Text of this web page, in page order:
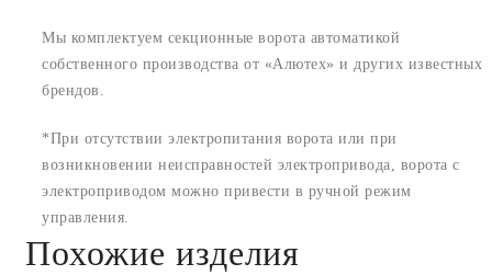
Мы комплектуем секционные ворота автоматикой
собственного производства от «Алютех» и других известных
брендов.
*При отсутствии электропитания ворота или при
возникновении неисправностей электропривода, ворота с
электроприводом можно привести в ручной режим
управления.
Похожие изделия